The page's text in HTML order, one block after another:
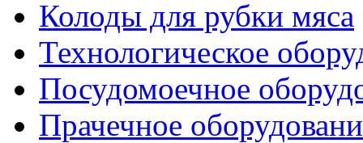
Колоды для рубки мяса
Технологическое
Посудомоечное
Прачечное